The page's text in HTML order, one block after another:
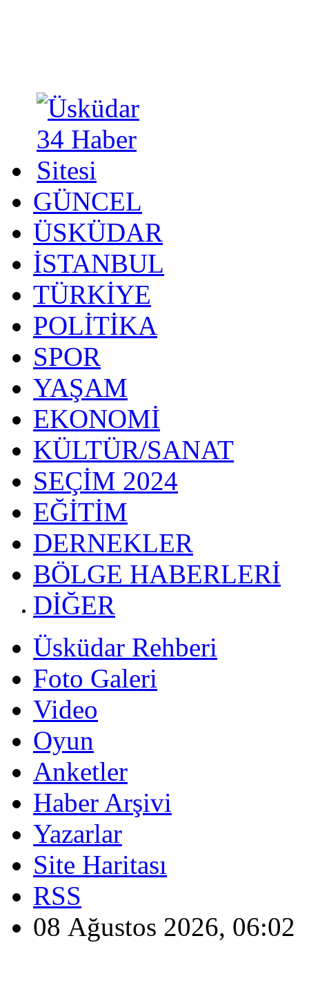
GÜNCEL
ÜSKÜDAR
İSTANBUL
TÜRKİYE
POLİTİKA
SPOR
YAŞAM
EKONOMİ
KÜLTÜR/SANAT
SEÇİM 2024
EĞİTİM
DERNEKLER
BÖLGE HABERLERİ
DİĞER
Üsküdar Rehberi
Foto Galeri
Video
Oyun
Anketler
Haber Arşivi
Yazarlar
Site Haritası
RSS
08 Ağustos 2026, 06:02